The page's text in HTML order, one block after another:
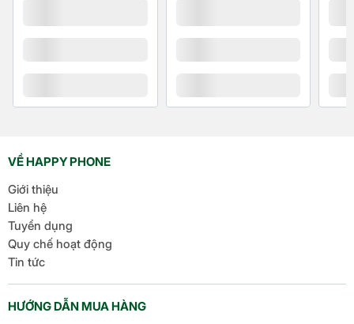
VỀ HAPPY PHONE
Giới thiệu
Liên hệ
Tuyển dụng
Quy chế hoạt động
Tin tức
HƯỚNG DẪN MUA HÀNG